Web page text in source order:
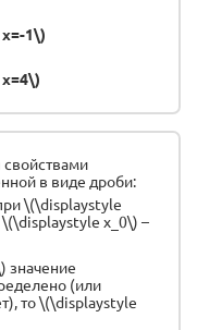
1\)
в виде дроби:
\(\displaystyle
\(\displaystyle x_0\) –
значение
(или
то \(\displaystyle